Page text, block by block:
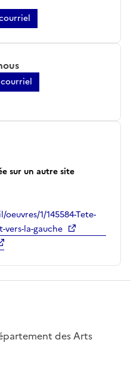
sur un autre site
1/145584-Tete-
la-gauche
des Arts